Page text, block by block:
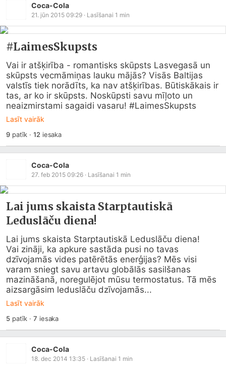
Coca-Cola
21. jūn 2015 09:29 · Lasīšanai 1 min
#LaimesSkupsts
Vai ir atšķirība - romantisks skūpsts Lasvegasā un
skūpsts vecmāmiņas lauku mājās? Visās Baltijas
valstīs tiek norādīts, ka nav atšķirības. Būtiskākais ir
tas, ar ko ir skūpsts. Noskūpsti savu mīļoto un
neaizmirstami sagaidi vasaru! #LaimesSkupsts
Lasīt vairāk
9patīk ·12 iesaka
Coca-Cola
27. feb 2015 09:26 · Lasīšanai 1 min
Lai jums skaista Starptautiskā
Leduslāču diena!
Lai jums skaista Starptautiskā Leduslāču diena!
Vai zināji, ka apkure sastāda pusi no tavas
dzīvojamās vides patērētās enerģijas? Mēs visi
varam sniegt savu artavu globālās sasilšanas
mazināšanā, noregulējot mūsu termostatus. Tā mēs
aizsargāsim leduslāču dzīvojamās...
Lasīt vairāk
5patīk ·7 iesaka
Coca-Cola
18. dec 2014 13:35 · Lasīšanai 1 min